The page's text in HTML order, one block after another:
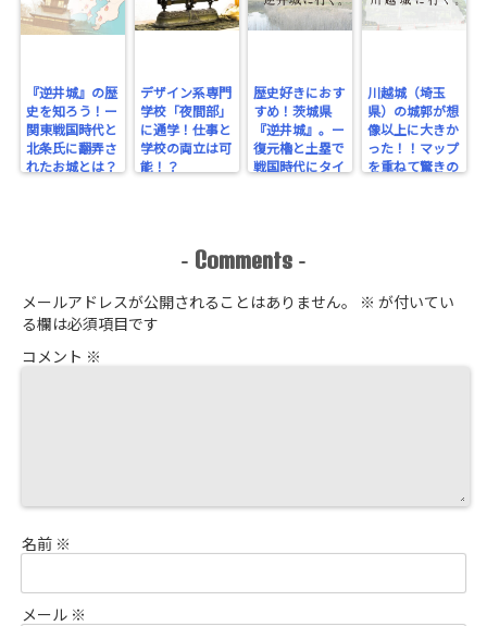
『逆井城』の歴
史を知ろう！ー
関東戦国時代と
北条氏に翻弄さ
れたお城とは？
デザイン系専門
学校「夜間部」
に通学！仕事と
学校の両立は可
能！？
歴史好きにおす
すめ！茨城県
『逆井城』。ー
復元櫓と土塁で
戦国時代にタイ
川越城（埼玉
県）の城郭が想
像以上に大きか
った！！マップ
を重ねて驚きの
- Comments -
メールアドレスが公開されることはありません。 ※ が付いてい
る欄は必須項目です
コメント ※
名前 ※
メール ※